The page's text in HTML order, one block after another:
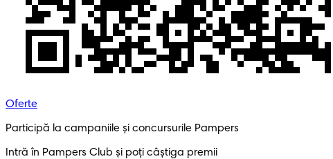
Oferte
Participă la campaniile și concursurile Pampers
Intră în Pampers Club și poți câștiga premii